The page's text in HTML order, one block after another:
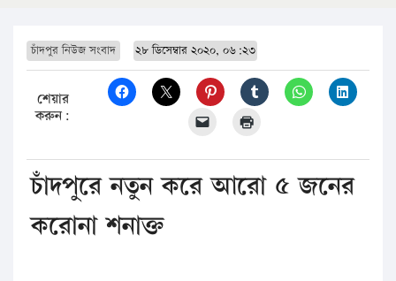
চাঁদপুর নিউজ সংবাদ ২৮ ডিসেম্বার ২০২০, ০৬:২৩
শেয়ার
করুন:
চাঁদপুরে নতুন করে আরো ৫ জনের
করোনা শনাক্ত